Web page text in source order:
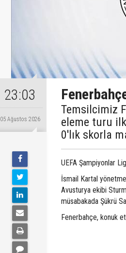
23:03
05 Ağustos 2026
Temsilcimiz
eleme turu
0'lık skorla
UEFA Şampiyonlar
İsmail Kartal
Avusturya ekibi Sturm
müsabakada Şükrü
Fenerbahçe, konuk